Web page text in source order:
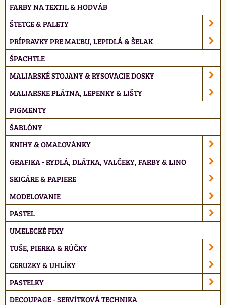
FARBY NA TEXTIL & HODVÁB
ŠTETCE & PALETY
PRÍPRAVKY PRE MAĽBU, LEPIDLÁ & ŠELAK
ŠPACHTLE
MALIARSKÉ STOJANY & RYSOVACIE DOSKY
MALIARSKE PLÁTNA, LEPENKY & LIŠTY
PIGMENTY
ŠABLÓNY
KNIHY & OMAĽOVÁNKY
GRAFIKA - RYDLÁ, DLÁTKA, VALČEKY, FARBY & LINO
SKICÁRE & PAPIERE
MODELOVANIE
PASTEL
UMELECKÉ FIXY
TUŠE, PIERKA & RÚČKY
CERUZKY & UHLÍKY
PASTELKY
DECOUPAGE - SERVÍTKOVÁ TECHNIKA